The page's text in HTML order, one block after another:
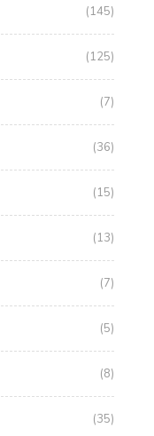
(145)
(125)
(7)
(36)
(15)
(13)
(7)
(5)
(8)
(35)